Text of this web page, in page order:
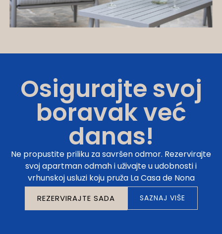
Osigurajte svoj
boravak već
danas!
Ne propustite priliku za savršen odmor. Rezervirajte
svoj apartman odmah i uživajte u udobnosti i
vrhunskoj usluzi koju pruža La Casa de Nona
REZERVIRAJTE SADA SAZNAJ VIŠE